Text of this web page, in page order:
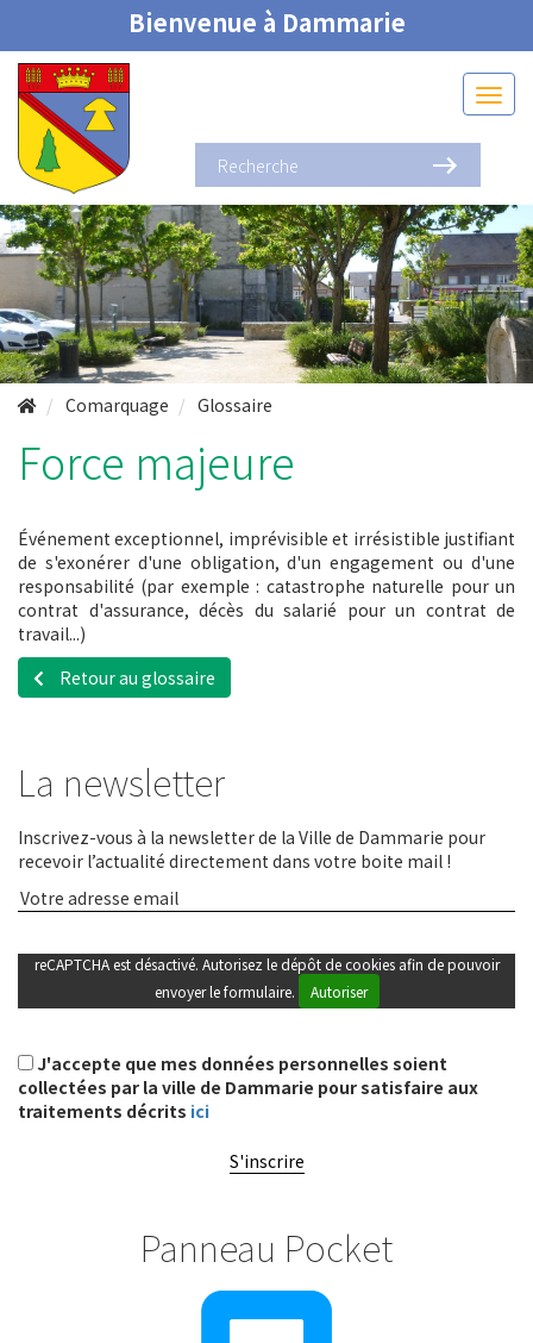
Bienvenue à Dammarie
Comarquage Glossaire
Force majeure
Événement exceptionnel, imprévisible et irrésistible justifiant
de s'exonérer d'une obligation, d'un engagement ou d'une
responsabilité (par exemple : catastrophe naturelle pour un
contrat d'assurance, décès du salarié pour un contrat de
travail...)
Retour au glossaire
La newsletter
Inscrivez-vous à la newsletter de la Ville de Dammarie pour
recevoir l’actualité directement dans votre boite mail !
reCAPTCHA est désactivé. Autorisez le dépôt de cookies afin de pouvoir
envoyer le formulaire.
Autoriser
J'accepte que mes données personnelles soient
collectées par la ville de Dammarie pour satisfaire aux
traitements décrits ici
S'inscrire
Panneau Pocket